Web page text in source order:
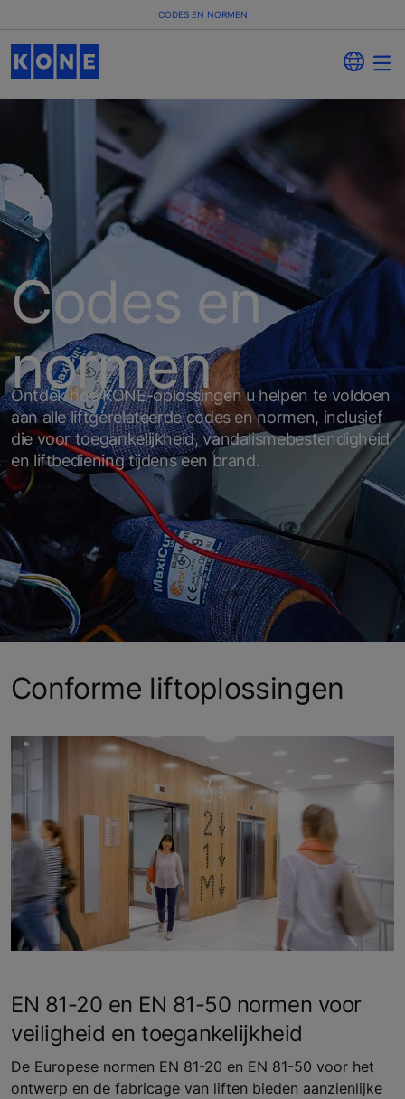
CODES EN NORMEN
Codes en
normen
Ontdek hoe KONE-oplossingen u helpen te voldoen
aan alle liftgerelateerde codes en normen, inclusief
die voor toegankelijkheid, vandalismebestendigheid
en liftbediening tijdens een brand.
Conforme liftoplossingen
EN 81-20 en EN 81-50 normen voor
veiligheid en toegankelijkheid
De Europese normen EN 81-20 en EN 81-50 voor het
ontwerp en de fabricage van liften bieden aanzienlijke